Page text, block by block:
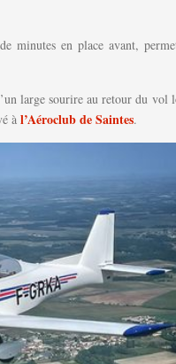
minutes en place avant,
large sourire au retour du vol
à l’Aéroclub de Saintes.